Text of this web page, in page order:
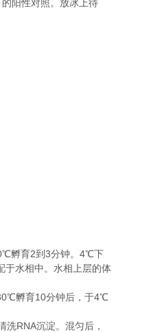
的阳性对照。放冰上待
℃孵育2到 3分钟。 4℃下
于水相中。水相上层的体
℃孵育10分钟后，于4℃
洗RNA沉淀。混匀后，